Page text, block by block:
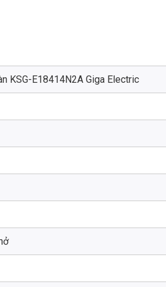
KSG-E18414N2A Giga Electric